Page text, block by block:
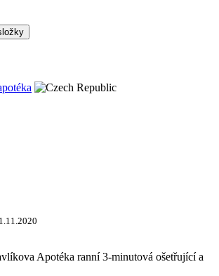
Apotéka ranní 3-minutová ošetřující a